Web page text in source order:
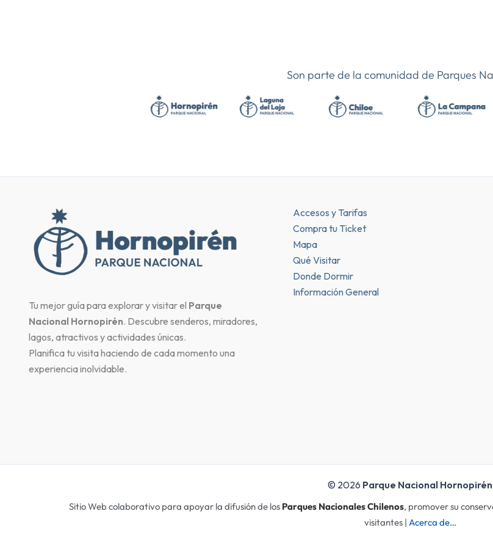
Tu mejor guía para explorar y visitar el Parque
Nacional Hornopirén. Descubre senderos, miradores,
lagos, atractivos y actividades únicas.
Planifica tu visita haciendo de cada momento una
experiencia inolvidable.
Accesos y Tarifas
Compra tu Ticket
Mapa
Qué Visitar
Donde Dormir
Información General
© 2026 Parque Nacional Hornopirén